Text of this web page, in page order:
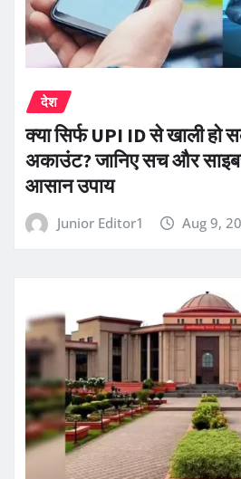
देश
क्या सिर्फ UPI ID से खाली
अकाउंट? जानिए सच और
आसान उपाय
Junior Editor1 Aug 9,